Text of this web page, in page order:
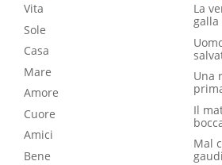
Vita
Sole
Casa
Mare
Amore
Cuore
Amici
Bene
La
galla
Una
Il
Mal